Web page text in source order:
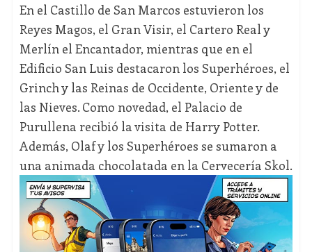
En el Castillo de San Marcos estuvieron los
Reyes Magos, el Gran Visir, el Cartero Real y
Merlín el Encantador, mientras que en el
Edificio San Luis destacaron los Superhéroes, el
Grinch y las Reinas de Occidente, Oriente y de
las Nieves. Como novedad, el Palacio de
Purullena recibió la visita de Harry Potter.
Además, Olaf y los Superhéroes se sumaron a
una animada chocolatada en la Cervecería Skol.